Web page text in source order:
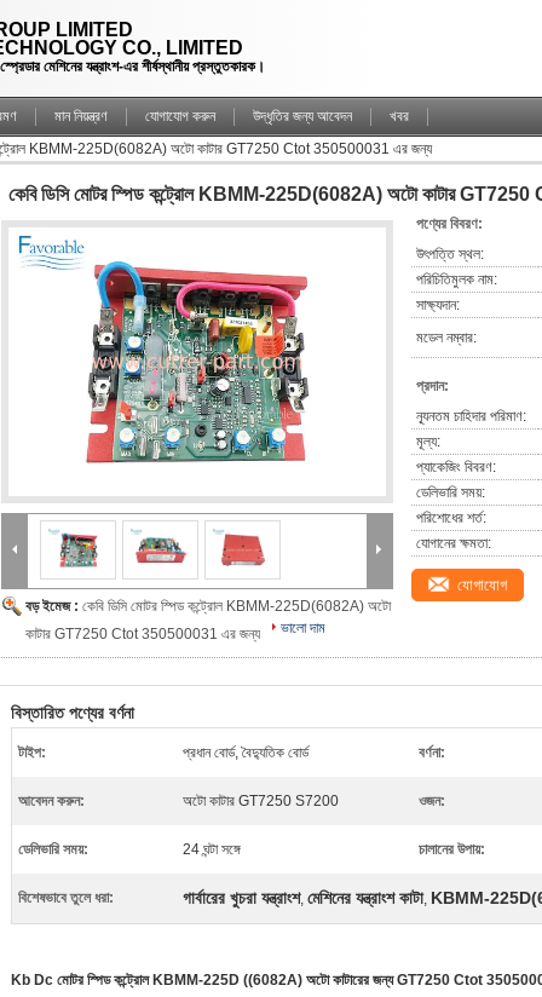
LIMITED
CO., LIMITED
মেশিনের যন্ত্রাংশ-এর শীর্ষস্থানীয় প্রস্তুতকারক।
মান নিয়ন্ত্রণ যোগাযোগ করুন উদ্ধৃতির জন্য আবেদন
খবর
কন্ট্রোল KBMM-225D(6082A) অটো কাটার GT7250 Ctot 350500031 এর জন্য
কেবি ডিসি মোটর স্পিড কন্ট্রোল KBMM-225D(6082A) অটো কাটার
বড় ইমেজ : কেবি ডিসি মোটর স্পিড কন্ট্রোল KBMM-225D(6082A) অটো
কাটার GT7250 Ctot 350500031 এর জন্য
ভালো দাম
পণ্যের বিবরণ:
উৎপত্তি স্থল:
পরিচিতিমুলক নাম:
সাক্ষ্যদান:
মডেল নম্বার:
প্রদান:
ন্যূনতম চাহিদার পরিমাণ:
মূল্য:
প্যাকেজিং বিবরণ:
ডেলিভারি সময়:
পরিশোধের শর্ত:
যোগানের ক্ষমতা:
যোগাযোগ
বিস্তারিত পণ্যের বর্ণনা
টাইপ: প্রধান বোর্ড, বৈদ্যুতিক বোর্ড বর্ণনা:
আবেদন করুন: অটো কাটার GT7250 S7200 ওজন:
ডেলিভারি সময়: 24 ঘন্টা সঙ্গে চালানের উপায়:
বিশেষভাবে তুলে ধরা: গার্বারের খুচরা যন্ত্রাংশ, মেশিনের যন্ত্রাংশ কাটা, KBMM-
Kb Dc মোটর স্পিড কন্ট্রোল KBMM-225D ((6082A) অটো কাটারের জন্য GT7250 Ctot